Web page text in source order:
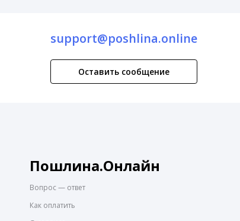
support@poshlina.online
Оставить сообщение
Пошлина.Онлайн
Вопрос — ответ
Как оплатить